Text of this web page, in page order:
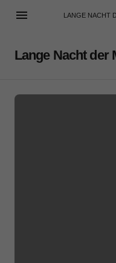
LANGE NACHT
Lange Nacht der